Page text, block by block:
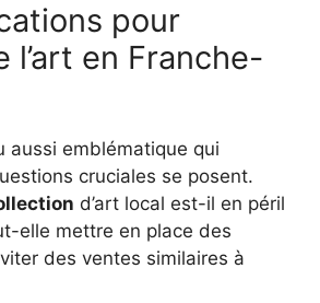
pour
l’art en Franche-
aussi emblématique qui
cruciales se posent.
d’art local est-il en péril
elle mettre en place des
des ventes similaires à